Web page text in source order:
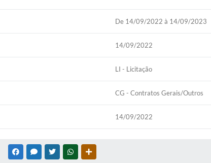
De 14/09/2022 à 14/09/2023
14/09/2022
LI - Licitação
CG - Contratos Gerais/Outros
14/09/2022
FACEBOOKMESSENGER
TWITTERWHATSAPP